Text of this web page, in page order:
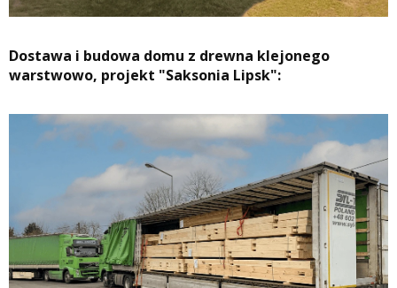
Dostawa i budowa domu z drewna klejonego
warstwowo, projekt "Saksonia Lipsk":